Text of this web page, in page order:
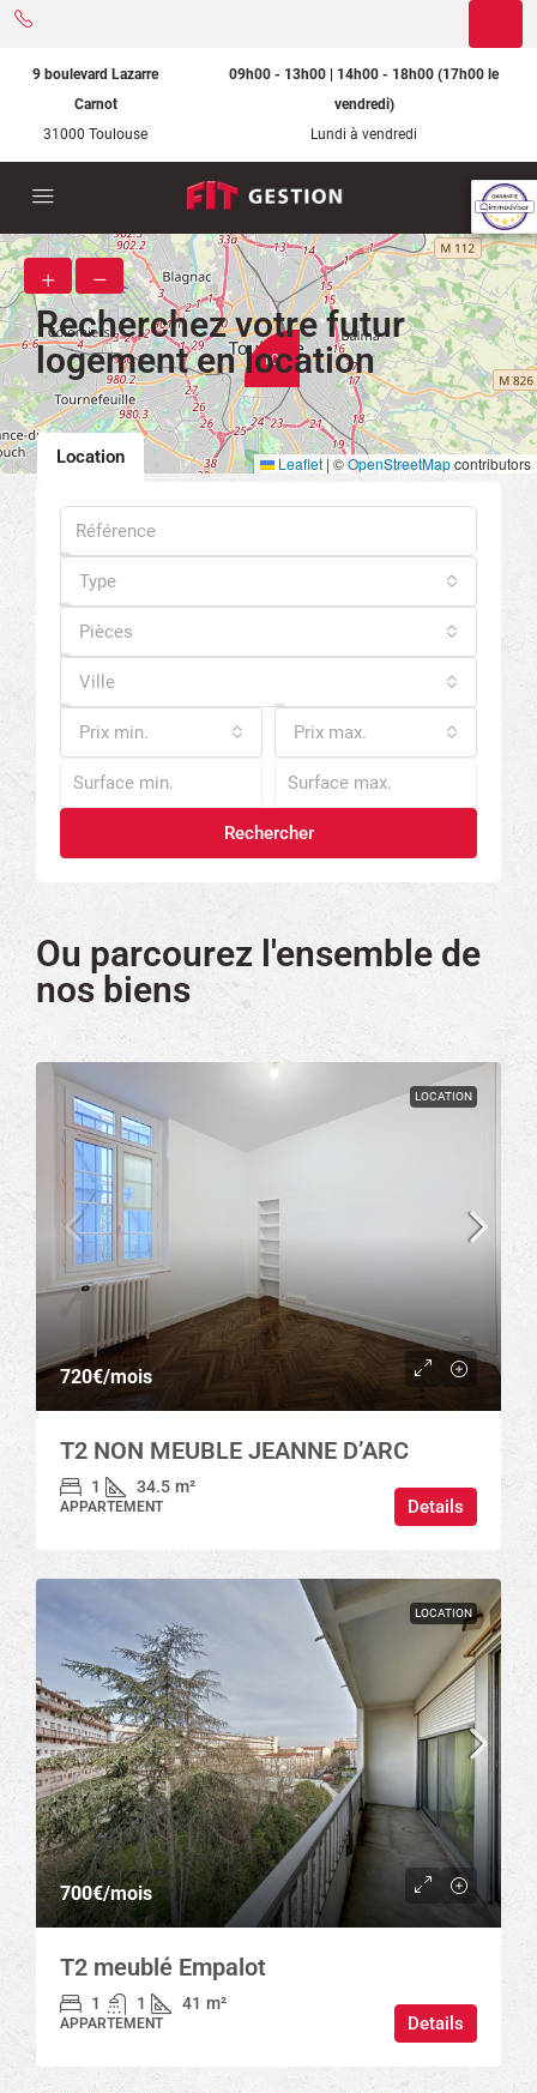
9 boulevard Lazarre
Carnot
31000 Toulouse
09h00 - 13h00 | 14h00 - 18h00 (17h00 le
vendredi)
Lundi à vendredi
10
Leaflet | ©OpenStreetMapcontributors
Recherchez votre futur
logement en location
Location
Type
Pièces
Ville
Prix min. Prix max.
Rechercher
Ou parcourez l'ensemble de
nos biens
LOCATION
720€/mois
T2 NON MEUBLE JEANNE D’ARC
1 34.5 m²
APPARTEMENT Details
LOCATION
700€/mois
T2 meublé Empalot
1 1 41 m²
APPARTEMENT Details